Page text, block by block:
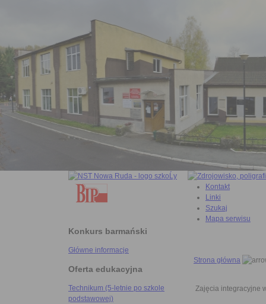
Konkurs barmański
Główne informacje
Oferta edukacyjna
Technikum (5-letnie po szkole
podstawowej)
Kontakt
Linki
Szukaj
Mapa serwisu
Strona główna
Zajęcia integracyjne